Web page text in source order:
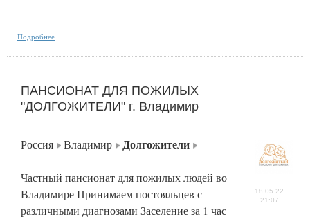
Подробнее
ПАНСИОНАТ ДЛЯ ПОЖИЛЫХ
"ДОЛГОЖИТЕЛИ" г. Владимир
Россия Владимир Долгожители
Частный пансионат для пожилых людей во
Владимире Принимаем постояльцев с
различными диагнозами Заселение за 1 час
18.05.22
21:07